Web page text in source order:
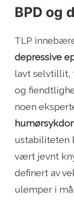
BPD og
TLP
depressive
lavt selvtillit,
og
noen
ustabiliteten
vært jevnt
definert av
ulemper i